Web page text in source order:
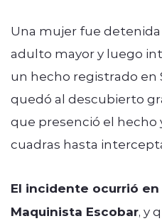
Una mujer fue
adulto mayor y luego
un hecho registrado en
quedó al descubierto
que presenció el hecho
cuadras hasta
El incidente ocurrió
Maquinista Escobar, y